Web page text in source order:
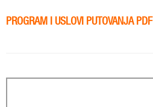
PROGRAM I USLOVI PUTOVANJA PDF